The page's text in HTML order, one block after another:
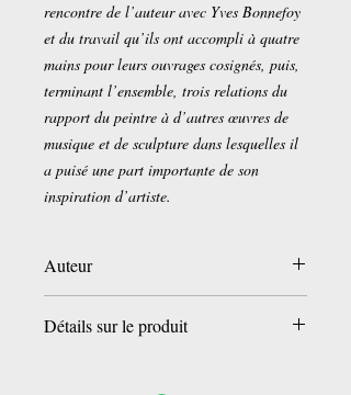
rencontre de l’auteur avec Yves Bonnefoy
et du travail qu’ils ont accompli à quatre
mains pour leurs ouvrages cosignés, puis,
terminant l’ensemble, trois relations du
rapport du peintre à d’autres œuvres de
musique et de sculpture dans lesquelles il
a puisé une part importante de son
inspiration d’artiste.
Auteur
Détails sur le produit